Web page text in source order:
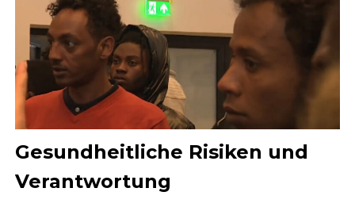
Gesundheitliche Risiken und
Verantwortung